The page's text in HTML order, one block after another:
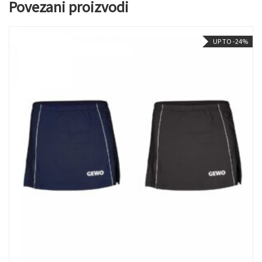
Povezani proizvodi
UP TO -24%